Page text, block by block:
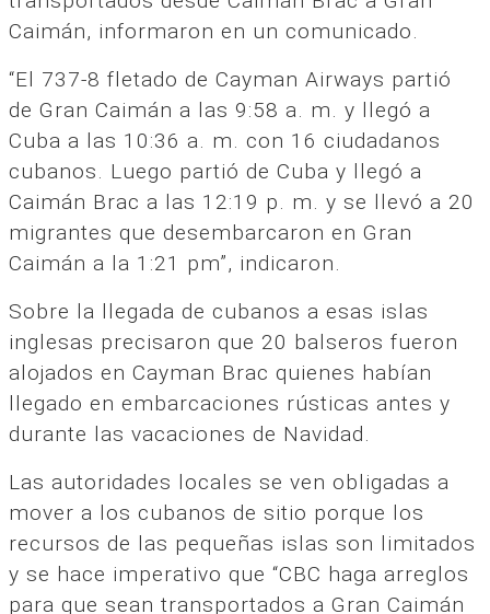
Caimán, informaron en un comunicado.
“El 737-8 fletado de Cayman Airways partió
de Gran Caimán a las 9:58 a. m. y llegó a
Cuba a las 10:36 a. m. con 16 ciudadanos
cubanos. Luego partió de Cuba y llegó a
Caimán Brac a las 12:19 p. m. y se llevó a 20
migrantes que desembarcaron en Gran
Caimán a la 1:21 pm”, indicaron.
Sobre la llegada de cubanos a esas islas
inglesas precisaron que 20 balseros fueron
alojados en Cayman Brac quienes habían
llegado en embarcaciones rústicas antes y
durante las vacaciones de Navidad.
Las autoridades locales se ven obligadas a
mover a los cubanos de sitio porque los
recursos de las pequeñas islas son limitados
y se hace imperativo que “CBC haga arreglos
para que sean transportados a Gran Caimán